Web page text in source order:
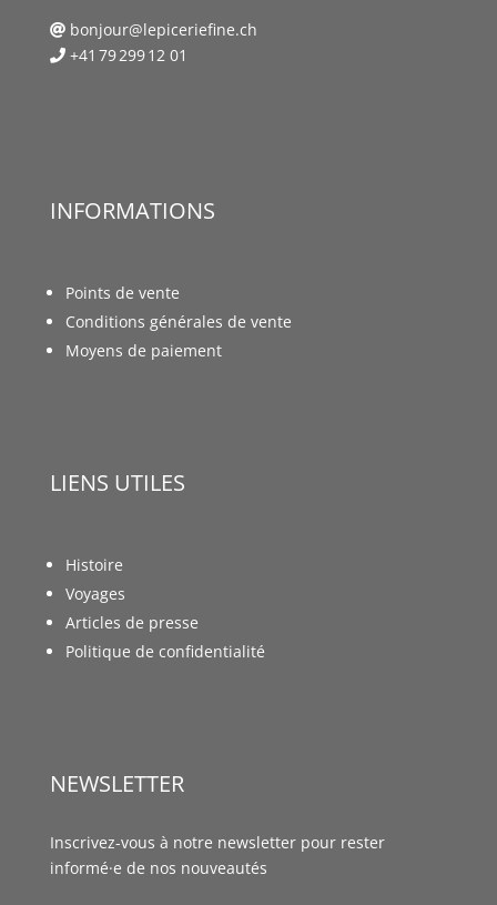
bonjour@lepiceriefine.ch
+41 79 299 12 01
INFORMATIONS
Points de vente
Conditions générales de vente
Moyens de paiement
LIENS UTILES
Histoire
Voyages
Articles de presse
Politique de confidentialité
NEWSLETTER
Inscrivez-vous à notre newsletter pour rester
informé·e de nos nouveautés